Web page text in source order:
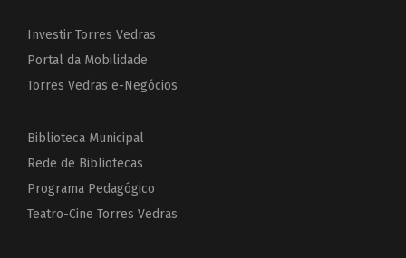
Investir Torres Vedras
Portal da Mobilidade
Torres Vedras e-Negócios
Biblioteca Municipal
Rede de Bibliotecas
Programa Pedagógico
Teatro-Cine Torres Vedras